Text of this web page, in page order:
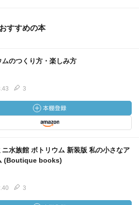
すすめの本
ムのつくり方・楽しみ方
3
ニ水族館 ボトリウム 新装版 私の小さなア
(Boutique books)
3